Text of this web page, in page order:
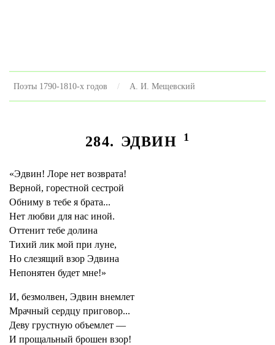
Поэты 1790-1810-х годов А. И. Мещевский
284. ЭДВИН 1
«Эдвин! Лоре нет возврата!
Верной, горестной сестрой
Обниму в тебе я брата...
Нет любви для нас иной.
Оттенит тебе долина
Тихий лик мой при луне,
Но слезящий взор Эдвина
Непонятен будет мне!»
И, безмолвен, Эдвин внемлет
Мрачный сердцу приговор...
Деву грустную объемлет —
И прощальный брошен взор!